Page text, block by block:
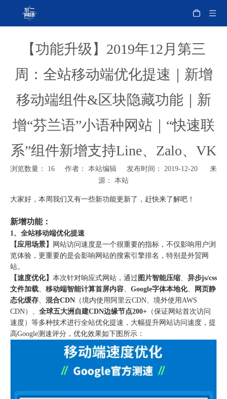
【功能升级】2019年12月第三
周：全站移动端优化提速｜新增
移动端组件&区块隐藏功能｜新
增“芬兰语”小语种网站｜“快速联
系”组件新增支持Line、Zalo、VK
浏览数量： 16 作者： 本站编辑 发布时间： 2019-12-20 来
源： 本站
大家好，本周我们又有一些新功能更新了，赶快来了解吧！
新增功能：
1、全站移动端优化提速
【应用场景】
网站访问速度是一个很重要的指标，不仅影响用户浏
览体验，更重要的是会影响网站的搜索引擎排名，特别是外贸网
站。
【速度优化】 本次针对响应式网站，通过 图片智能压缩、 异步js/css
文件加载、 移动端智能计算首屏内容、 Google字体本地化、
网页静
态化缓存、 混合CDN （境内使用阿里云CDN、境外使用AWS
CDN）、 全球五大洲自建CDN边缘节点200+ （保证网站首次访问
速度）等多种技术进行全站优化提速，大幅提升网站访问速度，提
高Google测速评分，优化效果如下图所示：